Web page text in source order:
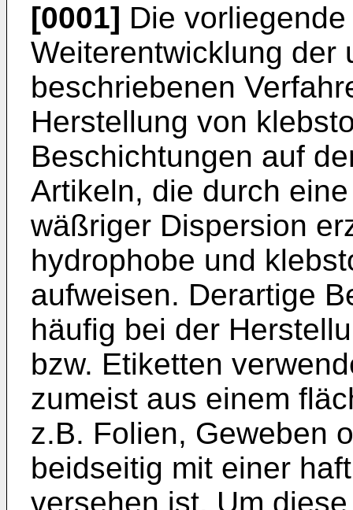
[0001] Die
Weiterentwicklung der
beschriebenen
Herstellung von
Beschichtungen auf
Artikeln, die durch
wäßriger Dispersion
hydrophobe und
aufweisen. Derartige
häufig bei der
bzw. Etiketten
zumeist aus einem
z.B. Folien, Geweben
beidseitig mit einer
versehen ist. Um